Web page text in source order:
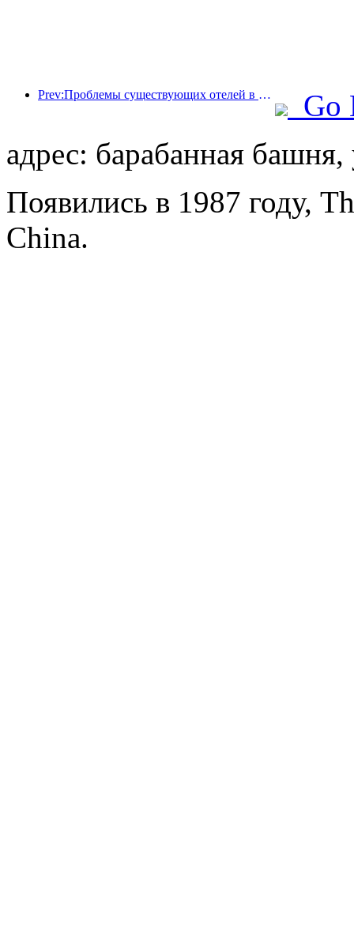
Prev:Проблемы существующих отелей в эпоху 2.0: модернизация — это основа, это настоящая инновация ценности
Go
адрес: барабанная башня,
Появились в 1987 году,
China.